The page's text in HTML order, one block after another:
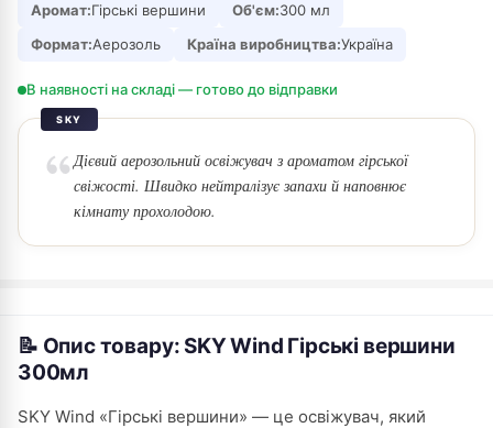
Аромат:Гірські вершини Об'єм:300 мл
Формат:Аерозоль Країна виробництва:Україна
В наявності на складі — готово до відправки
SKY
Дієвий аерозольний освіжувач з ароматом гірської
свіжості. Швидко нейтралізує запахи й наповнює
кімнату прохолодою.
📝 Опис товару: SKY Wind Гірські вершини
300мл
SKY Wind «Гірські вершини» — це освіжувач, який